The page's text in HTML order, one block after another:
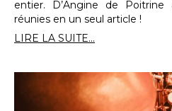
entier. D’Angine de
réunies en un seul article !
LIRE LA SUITE...